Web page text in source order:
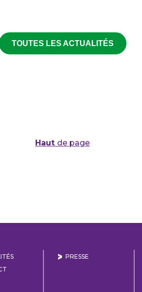
TOUTES LES ACTUALITÉS
Haut de page
PRESSE